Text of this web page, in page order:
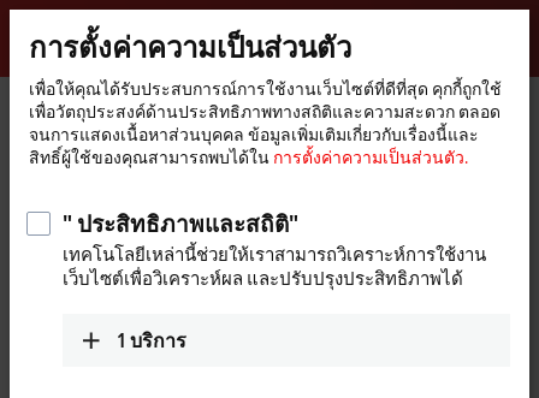
Beckhoff
-
New
Automation
Technology
myBeckhoff
หน้า
หลัก
บริษัท ข่าวสาร LogiMat 2019: Beckhoff Trade Show TV
เมื่อคุณคลิกที่ "ยอมรับ" เราจะแสดงวิดิโอและปรับการตั้งค่า
ความเป็นส่วนตัว มีการโหลดเนื้อหาวิดิโอภายนอกในระหว่าง
การตั้งค่าความเป็นส่วนตัว
เพื่อให้คุณได้รับประสบการณ์การใช้งานเว็บไซต์ที่ดีที่สุด คุกกี้ถูกใช้
เพื่อวัตถุประสงค์ด้านประสิทธิภาพทางสถิติและความสะดวก ตลอด
จนการแสดงเนื้อหาส่วนบุคคล ข้อมูลเพิ่มเติมเกี่ยวกับเรื่องนี้และ
สิทธิ์ผู้ใช้ของคุณสามารถพบได้ใน การตั้งค่าความเป็นส่วนตัว.
" ประสิทธิภาพและสถิติ"
เทคโนโลยีเหล่านี้ช่วยให้เราสามารถวิเคราะห์การใช้งาน
เว็บไซต์เพื่อวิเคราะห์ผล และปรับปรุงประสิทธิภาพได้
1 บริการ